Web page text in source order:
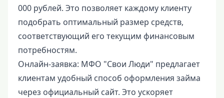
000 рублей. Это позволяет каждому клиенту
подобрать оптимальный размер средств,
соответствующий его текущим финансовым
потребностям.
Онлайн-заявка: МФО "Свои Люди" предлагает
клиентам удобный способ оформления займа
через официальный сайт. Это ускоряет